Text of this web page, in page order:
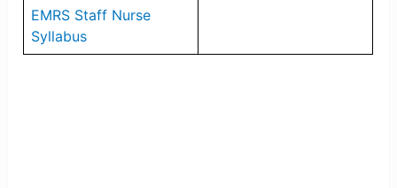
EMRS Staff Nurse
Syllabus